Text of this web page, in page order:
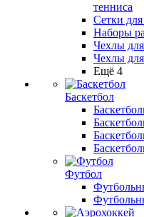
тенниса
Сетки для
Наборы
Чехлы
Чехлы
Ещё 4
Баскетбол
Футбол